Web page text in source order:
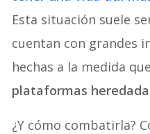
Esta situación suele
cuentan con grandes
hechas a la medida
plataformas
¿Y cómo combatirla?